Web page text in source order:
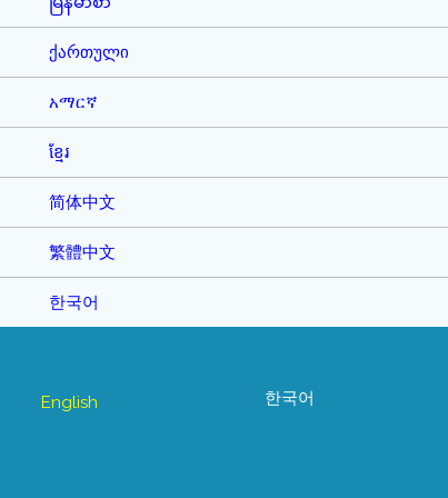
ქართული
አማርኛ
ខ្មែរ
简体中文
繁體中文
한국어
English 한국어